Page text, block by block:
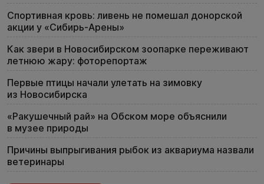
Спортивная кровь: ливень не помешал донорской
акции у «Сибирь-Арены»
Как звери в Новосибирском зоопарке переживают
летнюю жару: фоторепортаж
Первые птицы начали улетать на зимовку
из Новосибирска
«Ракушечный рай» на Обском море объяснили
в музее природы
Причины выпрыгивания рыбок из аквариума назвали
ветеринары